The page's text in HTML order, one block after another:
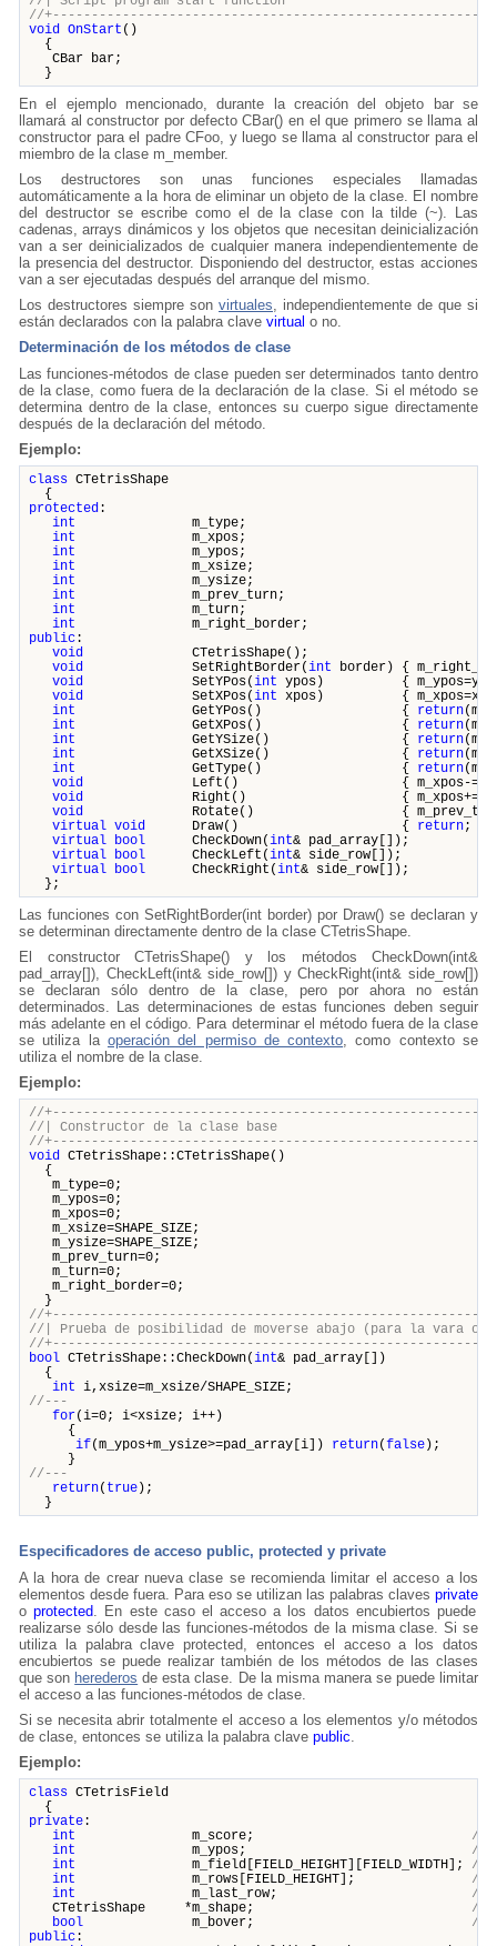
//
void OnStart ()
{
CBar bar;
}
En el ejemplo mencionado, durante la creación del objeto bar se
llamará al constructor por defecto CBar() en el que primero se llama al
constructor para el padre CFoo, y luego se llama al constructor para el
miembro de la clase m_member.
Los destructores son unas funciones especiales llamadas
automáticamente a la hora de eliminar un objeto de la clase. El nombre
del destructor se escribe como el de la clase con la tilde (~). Las
cadenas, arrays dinámicos y los objetos que necesitan deinicialización
van a ser deinicializados de cualquier manera independientemente de
la presencia del destructor. Disponiendo del destructor, estas acciones
van a ser ejecutadas después del arranque del mismo.
Los destructores siempre son virtuales , independientemente de que si
están declarados con la palabra clave virtual o no.
Determinación de los métodos de clase
Las funciones-métodos de clase pueden ser determinados tanto dentro
de la clase, como fuera de la declaración de la clase. Si el método se
determina dentro de la clase, entonces su cuerpo sigue directamente
después de la declaración del método.
Ejemplo:
class CTetrisShape
{
protected :
int m_type;
int m_xpos;
int m_ypos;
int m_xsize;
int m_ysize;
int m_prev_turn;
int m_turn;
int m_right_border;
public:
void CTetrisShape();
void SetRightBorder(int border) {
void SetYPos(int ypos) {
void SetXPos(int xpos) {
int GetYPos() { return
int GetXPos() { return
int GetYSize() { return
int GetXSize() { return
int GetType() { return
void Left() { m_xpos-
void Right() {
void Rotate() {
virtual void Draw() { return
virtual
bool CheckDown(int& pad_array[]);
virtual
bool CheckLeft(int& side_row[]);
virtual
bool CheckRight(int& side_row[]);
};
Las funciones con SetRightBorder(int border) por Draw() se declaran y
se determinan directamente dentro de la clase CTetrisShape.
El constructor CTetrisShape() y los métodos CheckDown(int&
pad_array[]), CheckLeft(int& side_row[]) y CheckRight(int& side_row[])
se declaran sólo dentro de la clase, pero por ahora no están
determinados. Las determinaciones de estas funciones deben seguir
más adelante en el código. Para determinar el método fuera de la clase
se utiliza la operación del permiso de contexto , como contexto se
utiliza el nombre de la clase.
Ejemplo:
//
//| Constructor de la clase
//
void CTetrisShape::CTetrisShape()
{
m_type=0;
m_ypos=0;
m_xpos=0;
m_xsize=SHAPE_SIZE;
m_ysize=SHAPE_SIZE;
m_prev_turn=0;
m_turn=0;
m_right_border=0;
}
//
//| Prueba de posibilidad de moverse abajo (para la
//
bool CTetrisShape::CheckDown(int& pad_array[])
{
int i,xsize=m_xsize/SHAPE_SIZE;
//---
for(i=0; i<xsize; i++)
{
if(m_ypos+m_ysize>=pad_array[i]) return(false);
}
//---
return( true);
}
Especificadores de acceso public, protected y private
A la hora de crear nueva clase se recomienda limitar el acceso a los
elementos desde fuera. Para eso se utilizan las palabras claves private
oprotected . En este caso el acceso a los datos encubiertos puede
realizarse sólo desde las funciones-métodos de la misma clase. Si se
utiliza la palabra clave protected, entonces el acceso a los datos
encubiertos se puede realizar también de los métodos de las clases
que son herederos de esta clase. De la misma manera se puede limitar
el acceso a las funciones-métodos de clase.
Si se necesita abrir totalmente el acceso a los elementos y/o métodos
de clase, entonces se utiliza la palabra clave public
Ejemplo:
class CTetrisField
{
private:
int m_score; //
int m_ypos; //
int m_field[FIELD_HEIGHT][FIELD_WIDTH]; //
int m_rows[FIELD_HEIGHT]; //
int m_last_row; //
CTetrisShape *m_shape; //
bool m_bover; //
public: